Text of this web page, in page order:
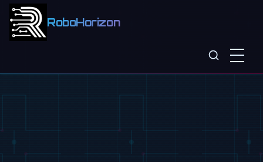
RoboHorizon